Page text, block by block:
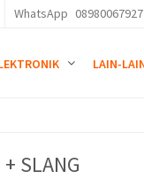
WhatsApp 08980067927
LAIN-
SLANG